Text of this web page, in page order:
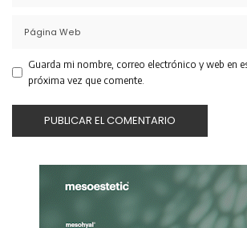
Guarda mi nombre, correo electrónico y web en
próxima vez que comente.